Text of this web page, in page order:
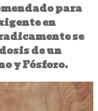
para
en
se
de un
y Fósforo.